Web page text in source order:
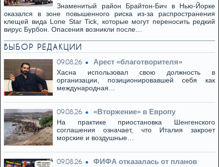
Знаменитый район Брайтон-Бич в Нью-Йорке
оказался в зоне повышенного риска из-за распространения
клещей вида Lone Star Tick, которые могут переносить редкий
вирус Бурбон. Опасения возникли после…
ВЫБОР РЕДАКЦИИ
09.08.26 Арест «благотворителя»
Хасна использовал свою должность в
организации, позиционировавшей себя как
международная…
09.08.26 «Вторжение» в Европу
На практике приостановка Шенгенского
соглашения означает, что Италия закроет
морские и воздушные…
09.08.26
ФИФА отказалась от планов